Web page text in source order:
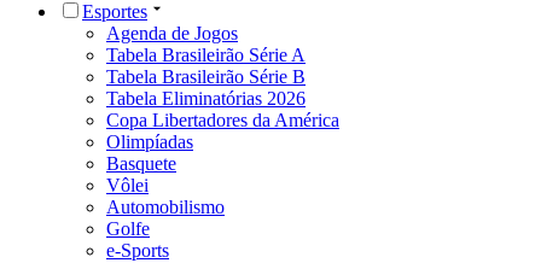
Esportes
Agenda de Jogos
Tabela Brasileirão Série A
Tabela Brasileirão Série B
Tabela Eliminatórias 2026
Copa Libertadores da América
Olimpíadas
Basquete
Vôlei
Automobilismo
Golfe
e-Sports